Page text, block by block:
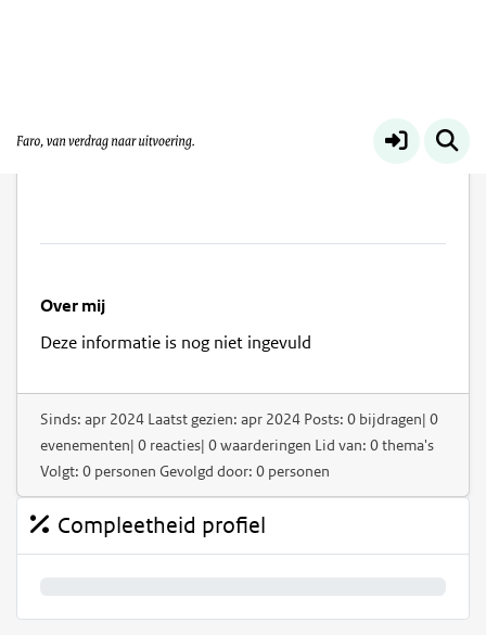
Over mij
Deze informatie is nog niet ingevuld
Sinds: apr 2024 Laatst gezien: apr 2024 Posts: 0 bijdragen| 0
evenementen| 0 reacties| 0 waarderingen Lid van: 0 thema's
Volgt: 0 personen Gevolgd door: 0 personen
Compleetheid profiel